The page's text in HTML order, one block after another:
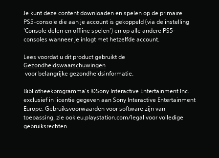
Je kunt deze content downloaden en spelen op de primaire
PS5-console die aan je account is gekoppeld (via de instelling
'Console delen en offline spelen') en op alle andere PS5-
consoles wanneer je inlogt met hetzelfde account.
Lees voordat u dit product gebruikt de
Gezondheidswaarschuwingen
voor belangrijke gezondheidsinformatie.
Bibliotheekprogramma's ©Sony Interactive Entertainment Inc.
exclusief in licentie gegeven aan Sony Interactive Entertainment
Europe. Gebruiksvoorwaarden voor software zijn van
toepassing, zie ook eu.playstation.com/legal voor volledige
gebruiksrechten.